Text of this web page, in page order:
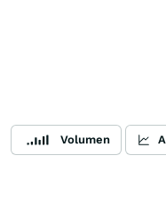
Volumen